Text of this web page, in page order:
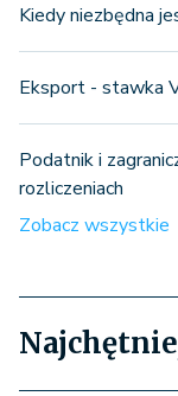
Kiedy niezbędna
Eksport - stawka
Podatnik i
rozliczeniach
Zobacz wszystkie